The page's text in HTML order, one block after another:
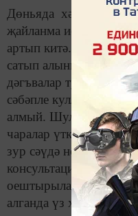
Дөньяда хәзер 23
җайланма исәпләнеп,
артып китә. Татарстан
сатып алынган әлеге
дәгъвалар туып тора.
сәбәпле
алмый. Шул сәбәпле
чаралар үткәрелә.
зур сәүдә
консультацияләр,
оештырыла. Аларда
алганда үз хокукыңны